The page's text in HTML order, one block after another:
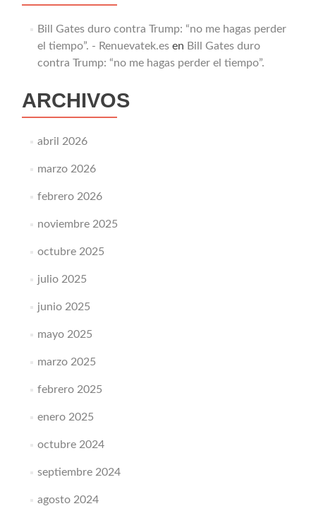
Bill Gates duro contra Trump: “no me hagas perder
el tiempo”. - Renuevatek.esen Bill Gates duro
contra Trump: “no me hagas perder el tiempo”.
ARCHIVOS
abril 2026
marzo 2026
febrero 2026
noviembre 2025
octubre 2025
julio 2025
junio 2025
mayo 2025
marzo 2025
febrero 2025
enero 2025
octubre 2024
septiembre 2024
agosto 2024